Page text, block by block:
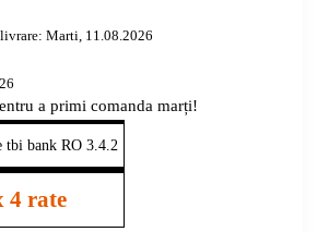
Marti, 11.08.2026
a primi comanda marți!
4 rate